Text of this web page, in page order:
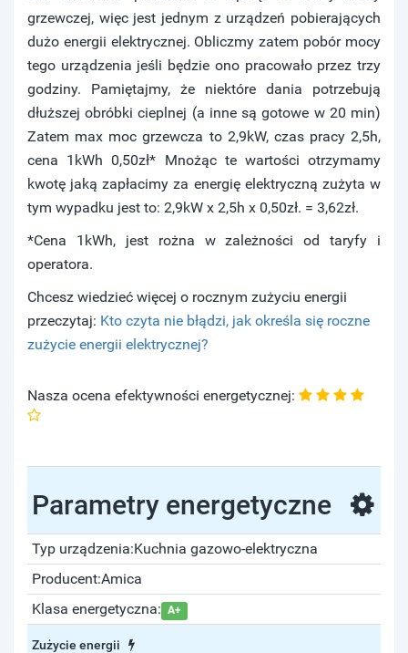
grzewczej, więc jest jednym z urządzeń pobierających
dużo energii elektrycznej. Obliczmy zatem pobór mocy
tego urządzenia jeśli będzie ono pracowało przez trzy
godziny. Pamiętajmy, że niektóre dania potrzebują
dłuższej obróbki cieplnej (a inne są gotowe w 20 min)
Zatem max moc grzewcza to 2,9kW, czas pracy 2,5h,
cena 1kWh 0,50zł* Mnożąc te wartości otrzymamy
kwotę jaką zapłacimy za energię elektryczną zużyta w
tym wypadku jest to: 2,9kW x 2,5h x 0,50zł. = 3,62zł.
*Cena 1kWh, jest rożna w zależności od taryfy i
operatora.
Chcesz wiedzieć więcej o rocznym zużyciu energii
przeczytaj: Kto czyta nie błądzi, jak określa się roczne
zużycie energii elektrycznej?
Nasza ocena efektywności energetycznej:
Parametry energetyczne
Typ urządzenia:Kuchnia gazowo-elektryczna
Producent:Amica
Klasa energetyczna: A+
Zużycie energii